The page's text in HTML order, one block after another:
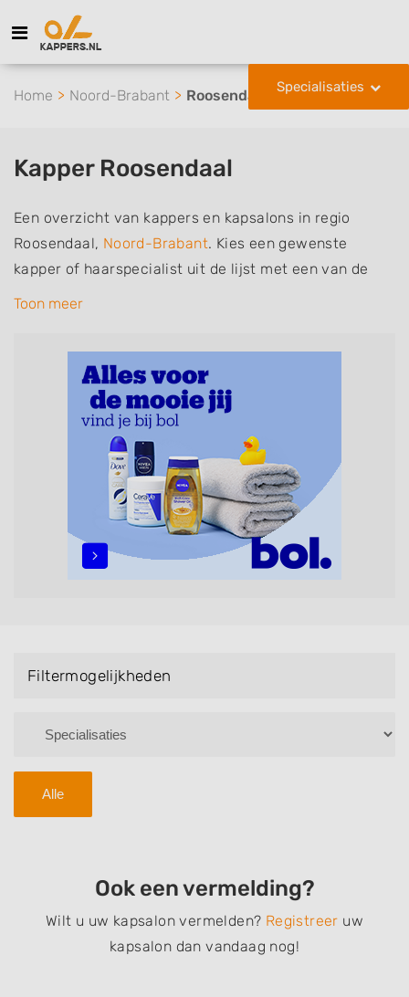
Specialisaties
Home Noord-Brabant Roosendaal
Kapper Roosendaal
Een overzicht van kappers en kapsalons in regio
Roosendaal, Noord-Brabant. Kies een gewenste
kapper of haarspecialist uit de lijst met een van de
volgende specialisaties of aantekeningen: mannen of
zonder afspraak terecht kunt. De vermelde kappers
kunnen uw haren wassen, knippen, föhnen en kleuren,
maar ook helpen met extensions, balyage, invlechten,
opsteken, weave, een keratinebehandeling, een
permanent, een bruidkapsel, make-up & visagie,
epileren, schoonheidsbehandelingen, het trimmen van
een baard en pruiken. U kunt de zoekresultaten
filteren met behulp van de specialisatie filter en u
Toon meer
Filtermogelijkheden
Alle
Ook een vermelding?
Wilt u uw kapsalon vermelden? Registreer uw
kapsalon dan vandaag nog!